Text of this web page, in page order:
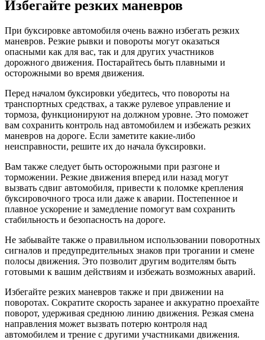
Избегайте резких маневров
При буксировке автомобиля очень важно избегать резких
маневров. Резкие рывки и повороты могут оказаться
опасными как для вас, так и для других участников
дорожного движения. Постарайтесь быть плавными и
осторожными во время движения.
Перед началом буксировки убедитесь, что повороты на
транспортных средствах, а также рулевое управление и
тормоза, функционируют на должном уровне. Это поможет
вам сохранить контроль над автомобилем и избежать резких
маневров на дороге. Если заметите какие-либо
неисправности, решите их до начала буксировки.
Вам также следует быть осторожными при разгоне и
торможении. Резкие движения вперед или назад могут
вызвать сдвиг автомобиля, привести к поломке крепления
буксировочного троса или даже к аварии. Постепенное и
плавное ускорение и замедление помогут вам сохранить
стабильность и безопасность на дороге.
Не забывайте также о правильном использовании поворотных
сигналов и предупредительных знаков при трогании и смене
полосы движения. Это позволит другим водителям быть
готовыми к вашим действиям и избежать возможных аварий.
Избегайте резких маневров также и при движении на
поворотах. Сократите скорость заранее и аккуратно проехайте
поворот, удерживая среднюю линию движения. Резкая смена
направления может вызвать потерю контроля над
автомобилем и трение с другими участниками движения.